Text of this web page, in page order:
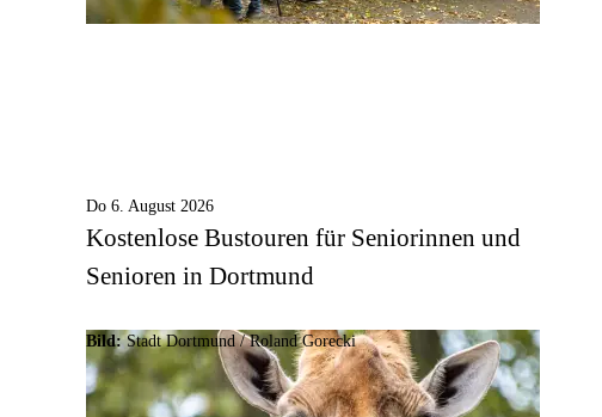
Do 6. August 2026
Kostenlose Bustouren für Seniorinnen und
Senioren in Dortmund
Bild:Stadt Dortmund / Roland Gorecki